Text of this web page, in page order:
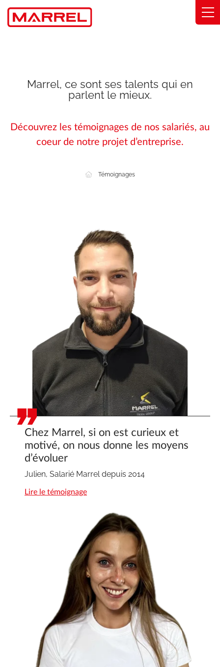
Panneau de gestion des cookies
Marrel, ce sont ses talents qui en
parlent le mieux.
Découvrez les témoignages de nos salariés, au
coeur de notre projet d’entreprise.
Témoignages
Chez Marrel, si on est curieux et
motivé, on nous donne les moyens
d’évoluer
Julien, Salarié Marrel depuis 2014
Lire le témoignage
Solutions métier
Engagements
À propos
Trouver mon distributeur
Actualités
Carrière
FAQ
Marrel Tech
Contact